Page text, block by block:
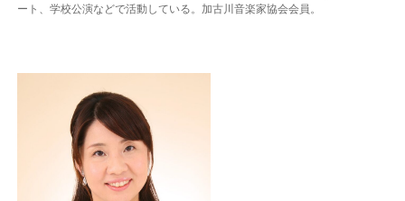
ート、学校公演などで活動している。 加古川音楽家協会会員。